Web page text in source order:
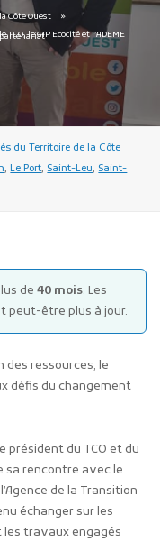
Côte Ouest
mutuellement leur partenariat
du Territoire de la Côte
,Le Port, Saint-Leu, Saint-
de 40 mois. Les
peut-être plus à jour.
ressources, le
défis du changement
président du TCO et du
sa rencontre avec le
de la Transition
échanger sur les
travaux engagés